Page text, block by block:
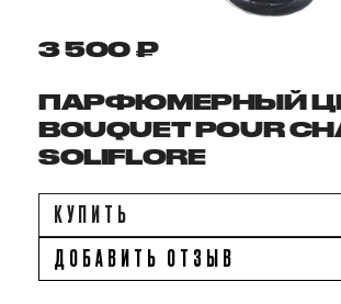
3 500 ₽
ПАРФЮМЕРНЫЙ
BOUQUET POUR
SOLIFLORE
КУПИТЬ
ДОБАВИТЬ ОТЗЫВ